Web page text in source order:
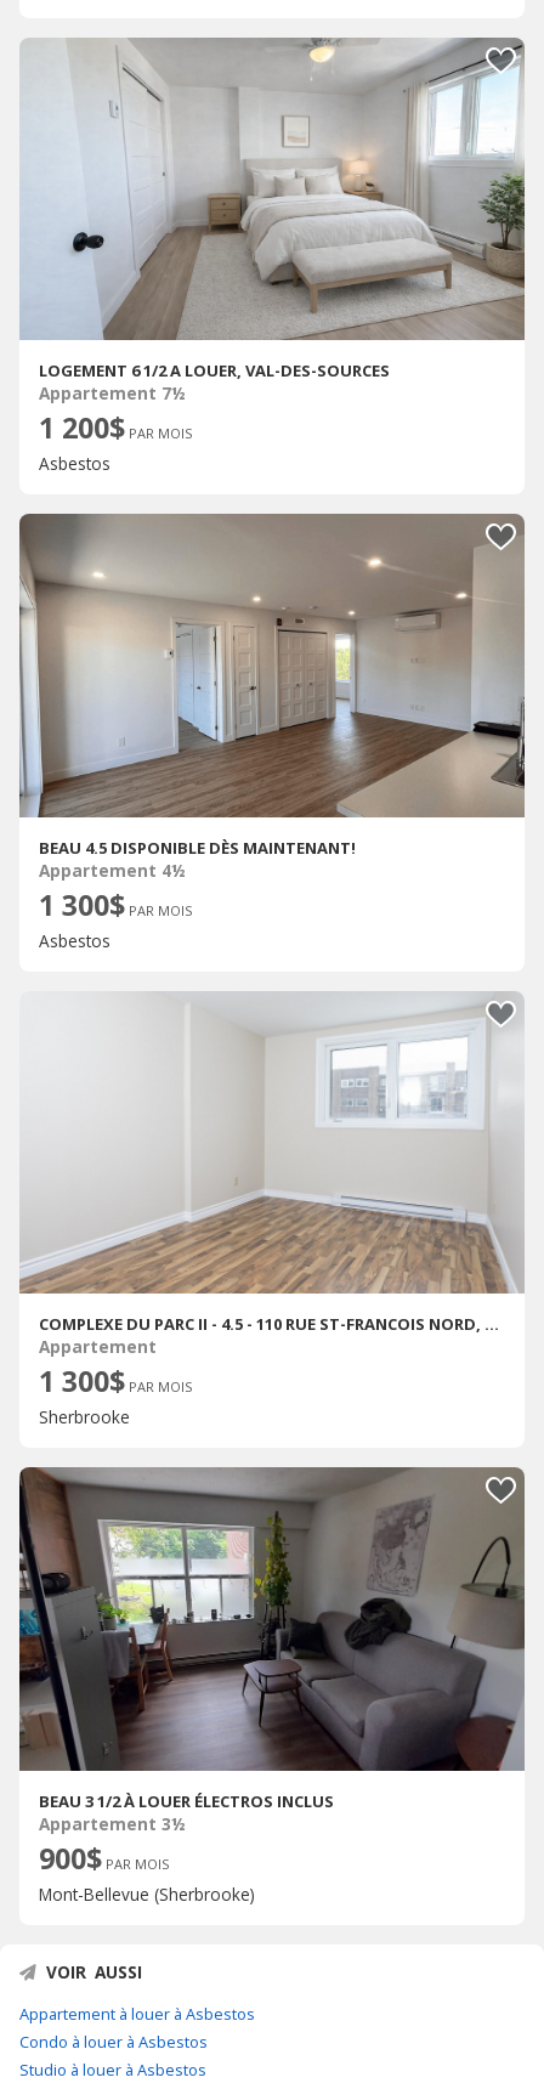
LOGEMENT 6 1/2 A LOUER, VAL-DES-SOURCES
Appartement 7½
1 200$ PAR MOIS
Asbestos
BEAU 4.5 DISPONIBLE DÈS MAINTENANT!
Appartement 4½
1 300$ PAR MOIS
Asbestos
COMPLEXE DU PARC II - 4.5 - 110 RUE ST-FRANCOIS NORD, SHERBROOKE
Appartement
1 300$ PAR MOIS
Sherbrooke
BEAU 3 1/2 À LOUER ÉLECTROS INCLUS
Appartement 3½
900$ PAR MOIS
Mont-Bellevue (Sherbrooke)
VOIR AUSSI
Appartement à louer à Asbestos
Condo à louer à Asbestos
Studio à louer à Asbestos